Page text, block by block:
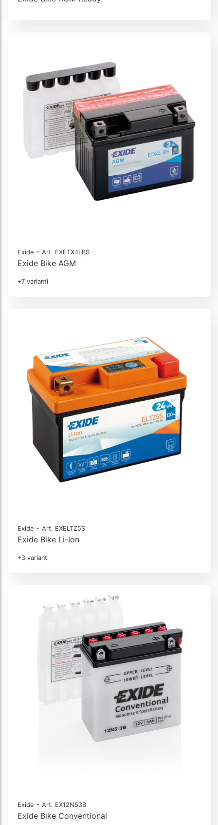
Exide - Art. EXETX4LBS
Exide Bike AGM
+7 varianti
Exide - Art. EXELTZ5S
Exide Bike Li-Ion
+3 varianti
Exide - Art. EX12N53B
Exide Bike Conventional